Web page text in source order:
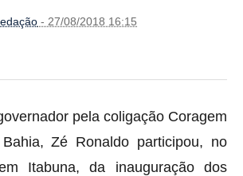
- 27/08/2018 16:15
pela coligação Coragem
Zé Ronaldo participou, no
Itabuna, da inauguração dos